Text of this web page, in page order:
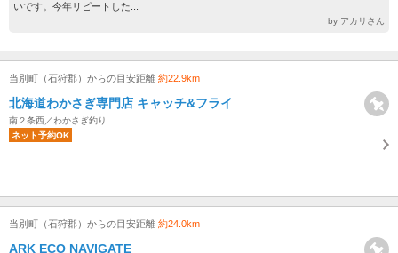
いです。今年リピートした...
by アカリさん
当別町（石狩郡）からの目安距離 約22.9km
北海道わかさぎ専門店 キャッチ&フライ
南２条西／わかさぎ釣り
ネット予約OK
当別町（石狩郡）からの目安距離 約24.0km
ARK ECO NAVIGATE